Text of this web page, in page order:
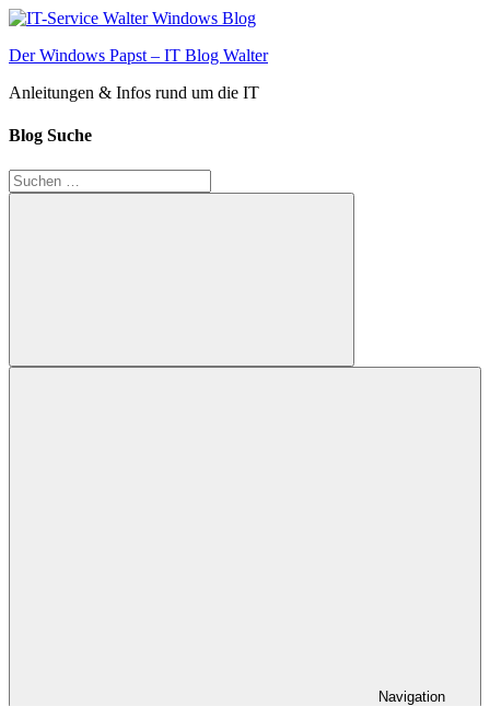
Zum
springen
Der Windows Papst – IT Blog Walter
Anleitungen & Infos rund um die IT
Blog Suche
Suchen
nach:
Suchen
Navigation